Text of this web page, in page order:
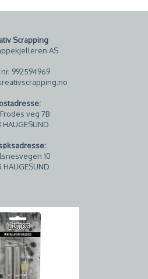
Scrapping
AS
992594969
veg 7B
HAUGESUND
10
HAUGESUND